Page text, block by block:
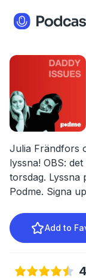
Julia Frändfors
lyssna! OBS:
torsdag. Lyssna
Podme. Signa
Add to